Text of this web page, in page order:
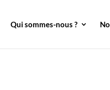
Qui sommes-nous ?